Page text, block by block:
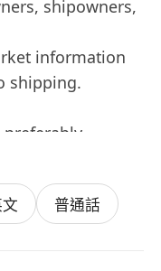
shipowners,
information
shipping.
preferably
trade;
as working
普通話